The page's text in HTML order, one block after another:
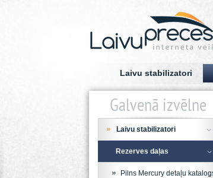
Laivu stabilizatori
Galvenā izvēlne
Laivu stabilizatori
Rezerves daļas
Pilns Mercury detaļu